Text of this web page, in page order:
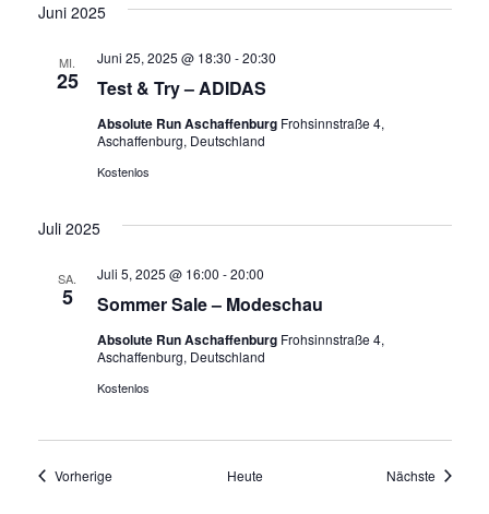
Juni 2025
MI.
25 Test & Try – ADIDAS
Juni 25, 2025 @ 18:30 -20:30
Absolute Run Aschaffenburg Frohsinnstraße 4,
Aschaffenburg, Deutschland
Kostenlos
Juli 2025
SA.
5 Sommer Sale – Modeschau
Juli 5, 2025 @ 16:00 -20:00
Absolute Run Aschaffenburg Frohsinnstraße 4,
Aschaffenburg, Deutschland
Kostenlos
VorherigeVeranstaltungen Heute Nächste